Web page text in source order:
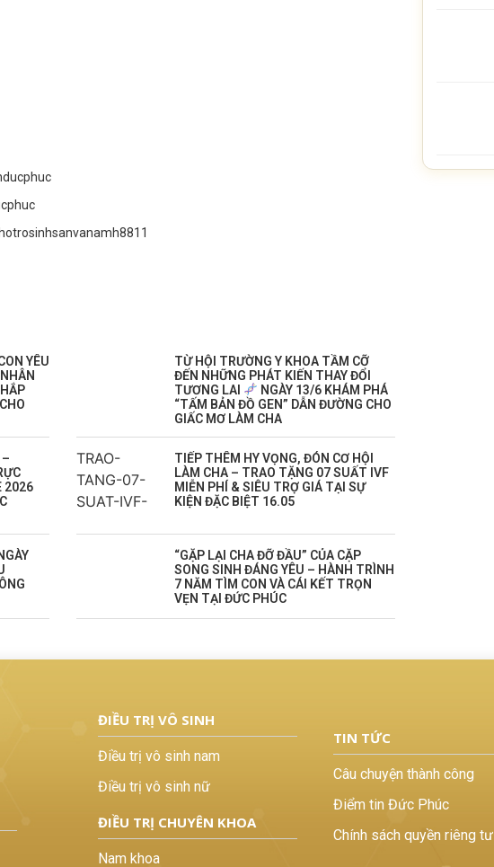
YÊU
TỪ HỘI TRƯỜNG Y KHOA TẦM CỠ
ĐẾN NHỮNG PHÁT KIẾN THAY ĐỔI
TƯƠNG LAI
NGÀY 13/6 KHÁM PHÁ
“TẤM BẢN ĐỒ GEN” DẪN ĐƯỜNG CHO
GIẤC MƠ LÀM CHA
–
2026
TIẾP THÊM HY VỌNG, ĐÓN CƠ HỘI
LÀM CHA – TRAO TẶNG 07 SUẤT IVF
MIỄN PHÍ & SIÊU TRỢ GIÁ TẠI SỰ
KIỆN ĐẶC BIỆT 16.05
️“GẶP LẠI CHA ĐỠ ĐẦU” CỦA CẶP
SONG SINH ĐÁNG YÊU – HÀNH TRÌNH
7 NĂM TÌM CON VÀ CÁI KẾT TRỌN
VẸN TẠI ĐỨC PHÚC
ĐIỀU TRỊ VÔ SINH
Điều trị vô sinh nam
Điều trị vô sinh nữ
ĐIỀU TRỊ CHUYÊN KHOA
Nam khoa
TIN TỨC
Câu chuyện thành công
Điểm tin Đức Phúc
Chính sách quyền riêng tư